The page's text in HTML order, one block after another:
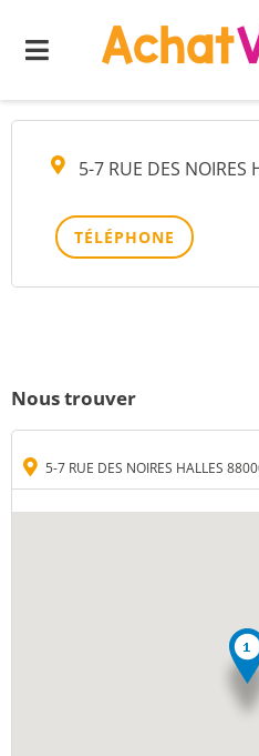
Menu
MOD DIAMANT
5-7 RUE DES NOIRES
TÉLÉPHONE
Nous trouver
5-7 RUE DES NOIRES HALLES